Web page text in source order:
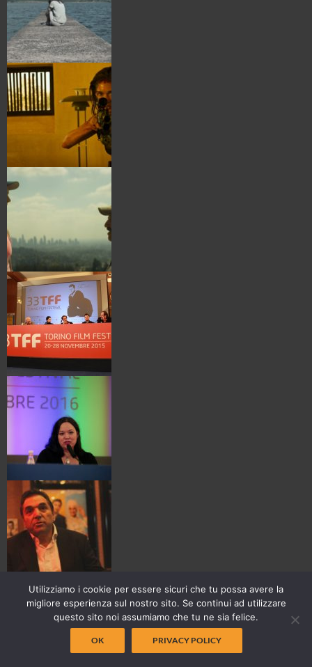
Utilizziamo i cookie per essere sicuri che tu possa avere la
migliore esperienza sul nostro sito. Se continui ad utilizzare
questo sito noi assumiamo che tu ne sia felice.
OK PRIVACY POLICY